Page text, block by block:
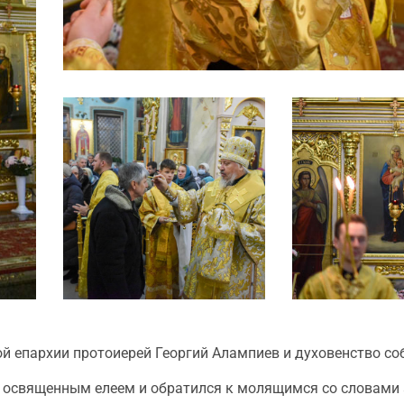
протоиерей Георгий Алампиев и духовенство
елеем и обратился к молящимся со словами